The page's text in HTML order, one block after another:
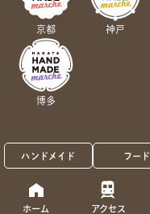
ハンドメイド フード
ホーム アクセス
京都 神戸
博多